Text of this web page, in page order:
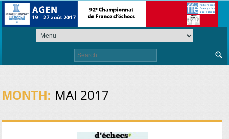
Search
for:
MONTH: MAI 2017